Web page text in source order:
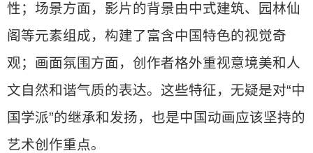
性；场景方面，影片的背景由中式建筑、园林仙
阁等元素组成，构建了富含中国特色的视觉奇
观；画面氛围方面，创作者格外重视意境美和人
文自然和谐气质的表达。这些特征，无疑是对“中
国学派”的继承和发扬，也是中国动画应该坚持的
艺术创作重点。